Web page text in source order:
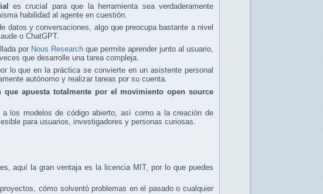
es crucial para que la herramienta sea verdaderamente
habilidad al agente en cuestión.
datos y conversaciones, algo que preocupa bastante a nivel
o ChatGPT.
por Nous Research que permite aprender junto al usuario,
que desarrolle una tarea compleja.
lo que en la práctica se convierte en un asistente personal
autónomo y realizar tareas por su cuenta.
que apuesta totalmente por el movimiento open source
los modelos de código abierto, así como a la creación de
para usuarios, investigadores y personas curiosas.
aquí la gran ventaja es la licencia MIT, por lo que puedes
cómo solventó problemas en el pasado o cualquier